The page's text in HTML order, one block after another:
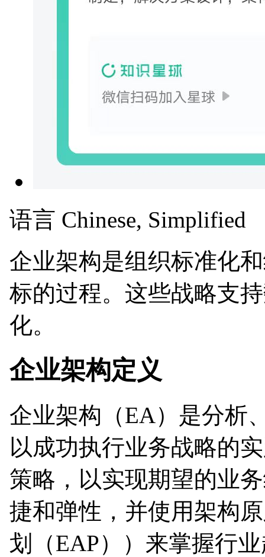
语言 Chinese, Simplified
企业架构是组织标准化
标的过程。这些战略支
化。
企业架构定义
企业架构（EA）是分析
以成功执行业务战略的
策略，以实现期望的业
捷和弹性，并使用架构
划（EAP））来掌握行